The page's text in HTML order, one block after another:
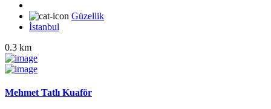
Güzellik
İstanbul
0.3 km
Mehmet Tatlı Kuaför